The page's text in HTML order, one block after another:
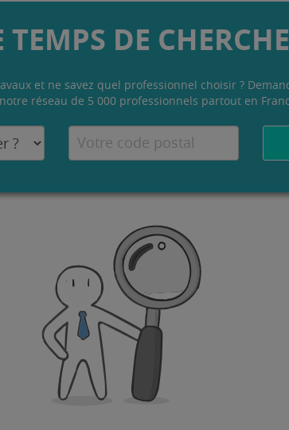
TEMPS DE
et ne savez quel professionnel choisir ?
réseau de 5 000 professionnels partout en